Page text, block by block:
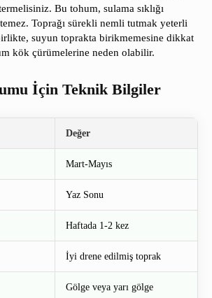
Bu tohum, sulama sıklığı
Toprağı sürekli nemli tutmak yeterli
suyun toprakta birikmemesine dikkat
kök çürümelerine neden olabilir.
İçin Teknik Bilgiler
Değer
Mart-Mayıs
Yaz Sonu
Haftada 1-2 kez
İyi drene edilmiş toprak
Gölge veya yarı gölge